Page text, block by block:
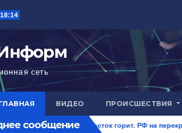
18:14
сеть
ВИДЕО ПРОИСШЕСТВИЯ
сообщение
Восток горит. РФ на перекрестке рисков.